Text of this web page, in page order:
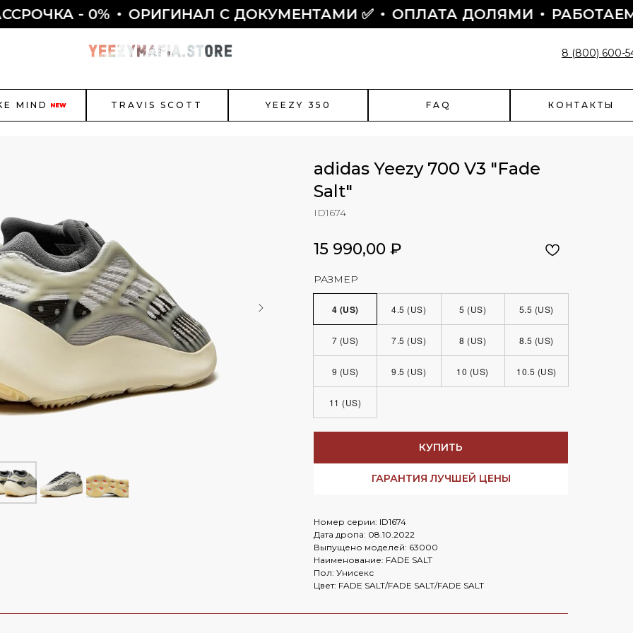
- 0% ОРИГИНАЛ С ДОКУМЕНТАМИ ✅ ОПЛАТА ДОЛЯМИ РАБОТАЕМ С
LET'S GO!
TRAVIS SCOTT
MIND FAQ
YEEZY 350 КОНТАКТЫ
8 (800) 600-
'NEW'
NEW
Jordan
Заказать вTelegram
Поможем оформить заказ:
- назначим отправку
Смотреть все
NEW BALANCE 1906R Aimé
Leon Dore - Jade
Balenciaga
On Cloud
OLD MONEY HERE
adidas Yeezy 700 V3 "Fade
Salt"
ID1674
15 990,00 ₽
РАЗМЕР
4 (US) 4.5 (US) 5 (US) 5.5 (US)
7 (US) 7.5 (US) 8 (US) 8.5 (US)
9 (US) 9.5 (US) 10 (US) 10.5 (US)
11 (US)
КУПИТЬ
ГАРАНТИЯ ЛУЧШЕЙ ЦЕНЫ
Номер серии: ID1674
Дата дропа: 08.10.2022
Выпущено моделей: 63000
Наименование: FADE SALT
Пол: Унисекс
Цвет: FADE SALT/FADE SALT/FADE SALT